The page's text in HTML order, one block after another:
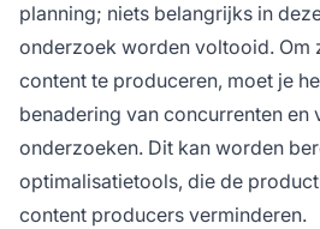
planning; niets belangrijks in
onderzoek worden voltooid. Om
content te produceren, moet je
benadering van concurrenten en
onderzoeken. Dit kan worden
optimalisatietools, die de
content producers verminderen.